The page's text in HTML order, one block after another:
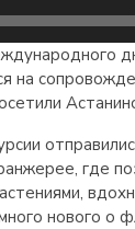
на
где
нового о